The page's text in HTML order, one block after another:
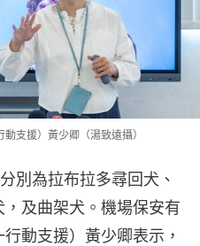
支援）黃少卿（湯致遠攝）
別為拉布拉多尋回犬、
及曲架犬。機場保安有
動支援）黃少卿表示，